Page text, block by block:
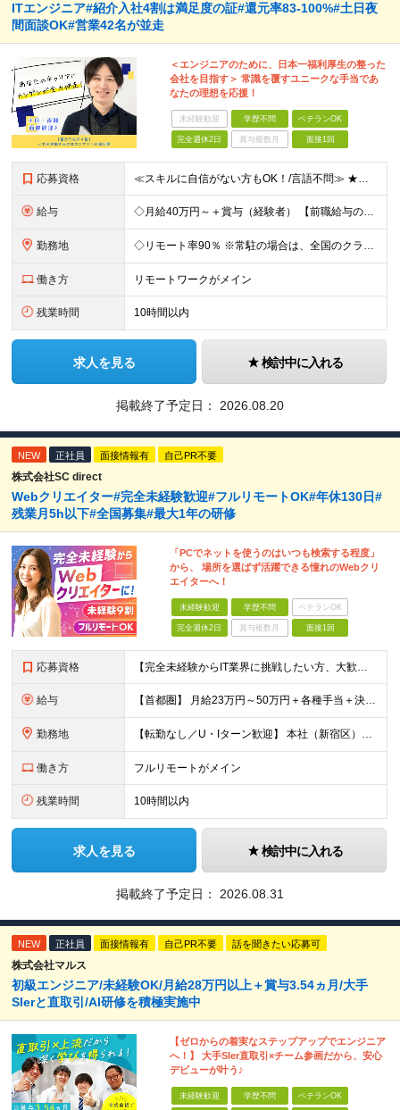
ITエンジニア#紹介入社4割は満足度の証#還元率83-100%#土日夜
間面談OK#営業42名が並走
＜エンジニアのために、日本一福利厚生の整った
会社を目指す＞ 常識を覆すユニークな手当であ
なたの理想を応援！
未経験歓迎 学歴不問 ベテランOK
完全週休2日 賞与複数月 面接1回
応募資格 ≪スキルに自信がない方もOK！/言語不問≫ ★第二新卒歓迎・ブランクがある方も歓迎！ ◆学歴不問 ◆微経験OK（何らかのエンジニア実務経験を1年以上お持ちの方） ＼エンジニアの皆様の不満を解決しま
給与 ◇月給40万円～＋賞与（経験者） 【前職給与の総収入額を保証】 ※上記には固定残業代（30時間分／6万7000円～）が含まれています。超過分は時間外手当を別途支給。 ※試用期間3ヶ月（期間中は契約社員
勤務地 ◇リモート率90％ ※常駐の場合は、全国のクライアント案件にアサイン予定（東京・神奈川・埼玉・千葉・愛知・大阪・福岡メイン） 【拠点】 ◆本社／東京都渋谷区道玄坂1丁目10番8号 渋谷道玄坂東急ビル
働き方 リモートワークがメイン
残業時間 10時間以内
求人を見る 検討中に入れる
掲載終了予定日： 2026.08.20
NEW 正社員 面接情報有 自己PR不要
株式会社SC direct
Webクリエイター#完全未経験歓迎#フルリモートOK#年休130日#
残業月5h以下#全国募集#最大1年の研修
「PCでネットを使うのはいつも検索する程度」
から、 場所を選ばず活躍できる憧れのWebクリ
エイターへ！
未経験歓迎 学歴不問 ベテランOK
完全週休2日 賞与複数月 面接1回
応募資格 【完全未経験からIT業界に挑戦したい方、大歓迎！】 ●応募年齢制限：34歳まで（若年層の長期キャリア形成を図るため） ★学歴不問・転職回数不問 ★第二新卒・社会人デビューOK 【こんな方を求めていま
給与 【首都圏】 月給23万円～50万円＋各種手当＋決算賞与 【大阪】 月給22万円～50万円＋各種手当＋決算賞与 【愛知】 月給21.5万円～50万円＋各種手当＋決算賞与 【福岡・宮城】 月給20万
勤務地 【転勤なし／U・Iターン歓迎】 本社（新宿区）、大阪支店、名古屋支店または東京都・神奈川県・千葉県・埼玉県・愛知県・大阪府・福岡県をはじめ、全国のプロジェクト先 ※ご希望を最大限考慮して配属先を決定
働き方 フルリモートがメイン
残業時間 10時間以内
求人を見る 検討中に入れる
掲載終了予定日： 2026.08.31
NEW 正社員 面接情報有 自己PR不要 話を聞きたい応募可
株式会社マルス
初級エンジニア/未経験OK/月給28万円以上＋賞与3.54ヵ月/大手
SIerと直取引/AI研修を積極実施中
【ゼロからの着実なステップアップでエンジニア
へ！】 大手SIer直取引×チーム参画だから、安心
デビューが叶う♪
未経験歓迎 学歴不問 ベテランOK